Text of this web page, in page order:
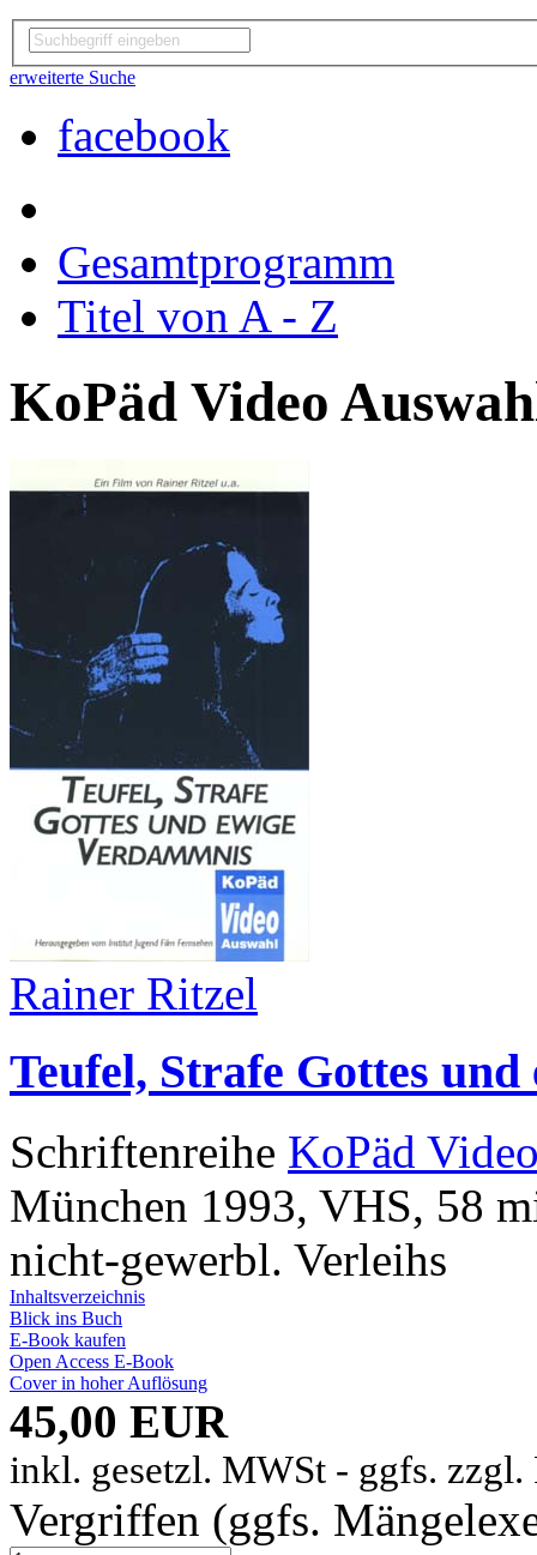
erweiterte Suche
facebook
Gesamtprogramm
Titel von A - Z
KoPäd Video
Rainer Ritzel
Teufel, Strafe Gottes
Schriftenreihe KoPäd
München 1993, VHS, 58
nicht-gewerbl. Verleihs
Inhaltsverzeichnis
Blick ins Buch
E-Book kaufen
Open Access E-Book
Cover in hoher Auflösung
45,00 EUR
inkl. gesetzl. MWSt - ggfs. zzgl.
Vergriffen (ggfs.